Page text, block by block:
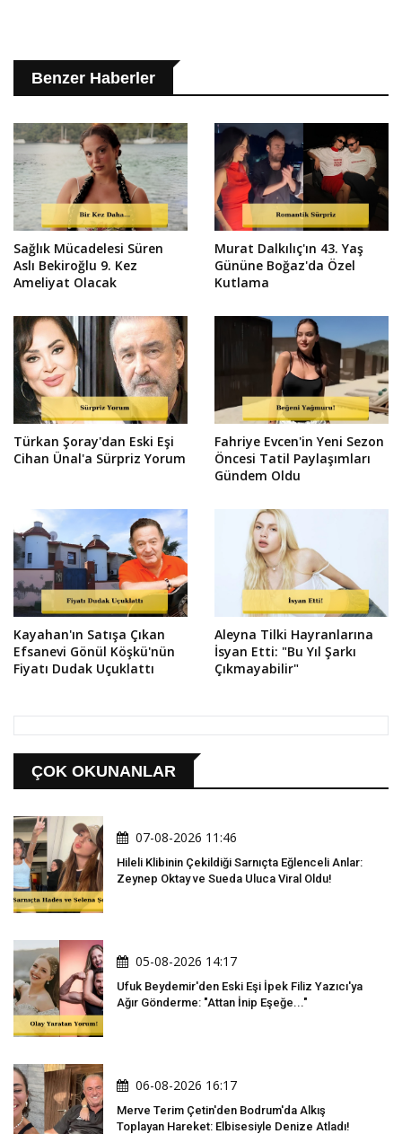
Benzer Haberler
Sağlık Mücadelesi Süren
Aslı Bekiroğlu 9. Kez
Ameliyat Olacak
Murat Dalkılıç'ın 43. Yaş
Gününe Boğaz'da Özel
Kutlama
Türkan Şoray'dan Eski Eşi
Cihan Ünal'a Sürpriz Yorum
Fahriye Evcen'in Yeni Sezon
Öncesi Tatil Paylaşımları
Gündem Oldu
Kayahan'ın Satışa Çıkan
Efsanevi Gönül Köşkü'nün
Fiyatı Dudak Uçuklattı
Aleyna Tilki Hayranlarına
İsyan Etti: "Bu Yıl Şarkı
Çıkmayabilir"
ÇOK OKUNANLAR
07-08-2026 11:46
Hileli Klibinin Çekildiği Sarnıçta Eğlenceli Anlar:
Zeynep Oktay ve Sueda Uluca Viral Oldu!
05-08-2026 14:17
Ufuk Beydemir'den Eski Eşi İpek Filiz Yazıcı'ya
Ağır Gönderme: "Attan İnip Eşeğe..."
06-08-2026 16:17
Merve Terim Çetin'den Bodrum'da Alkış
Toplayan Hareket: Elbisesiyle Denize Atladı!